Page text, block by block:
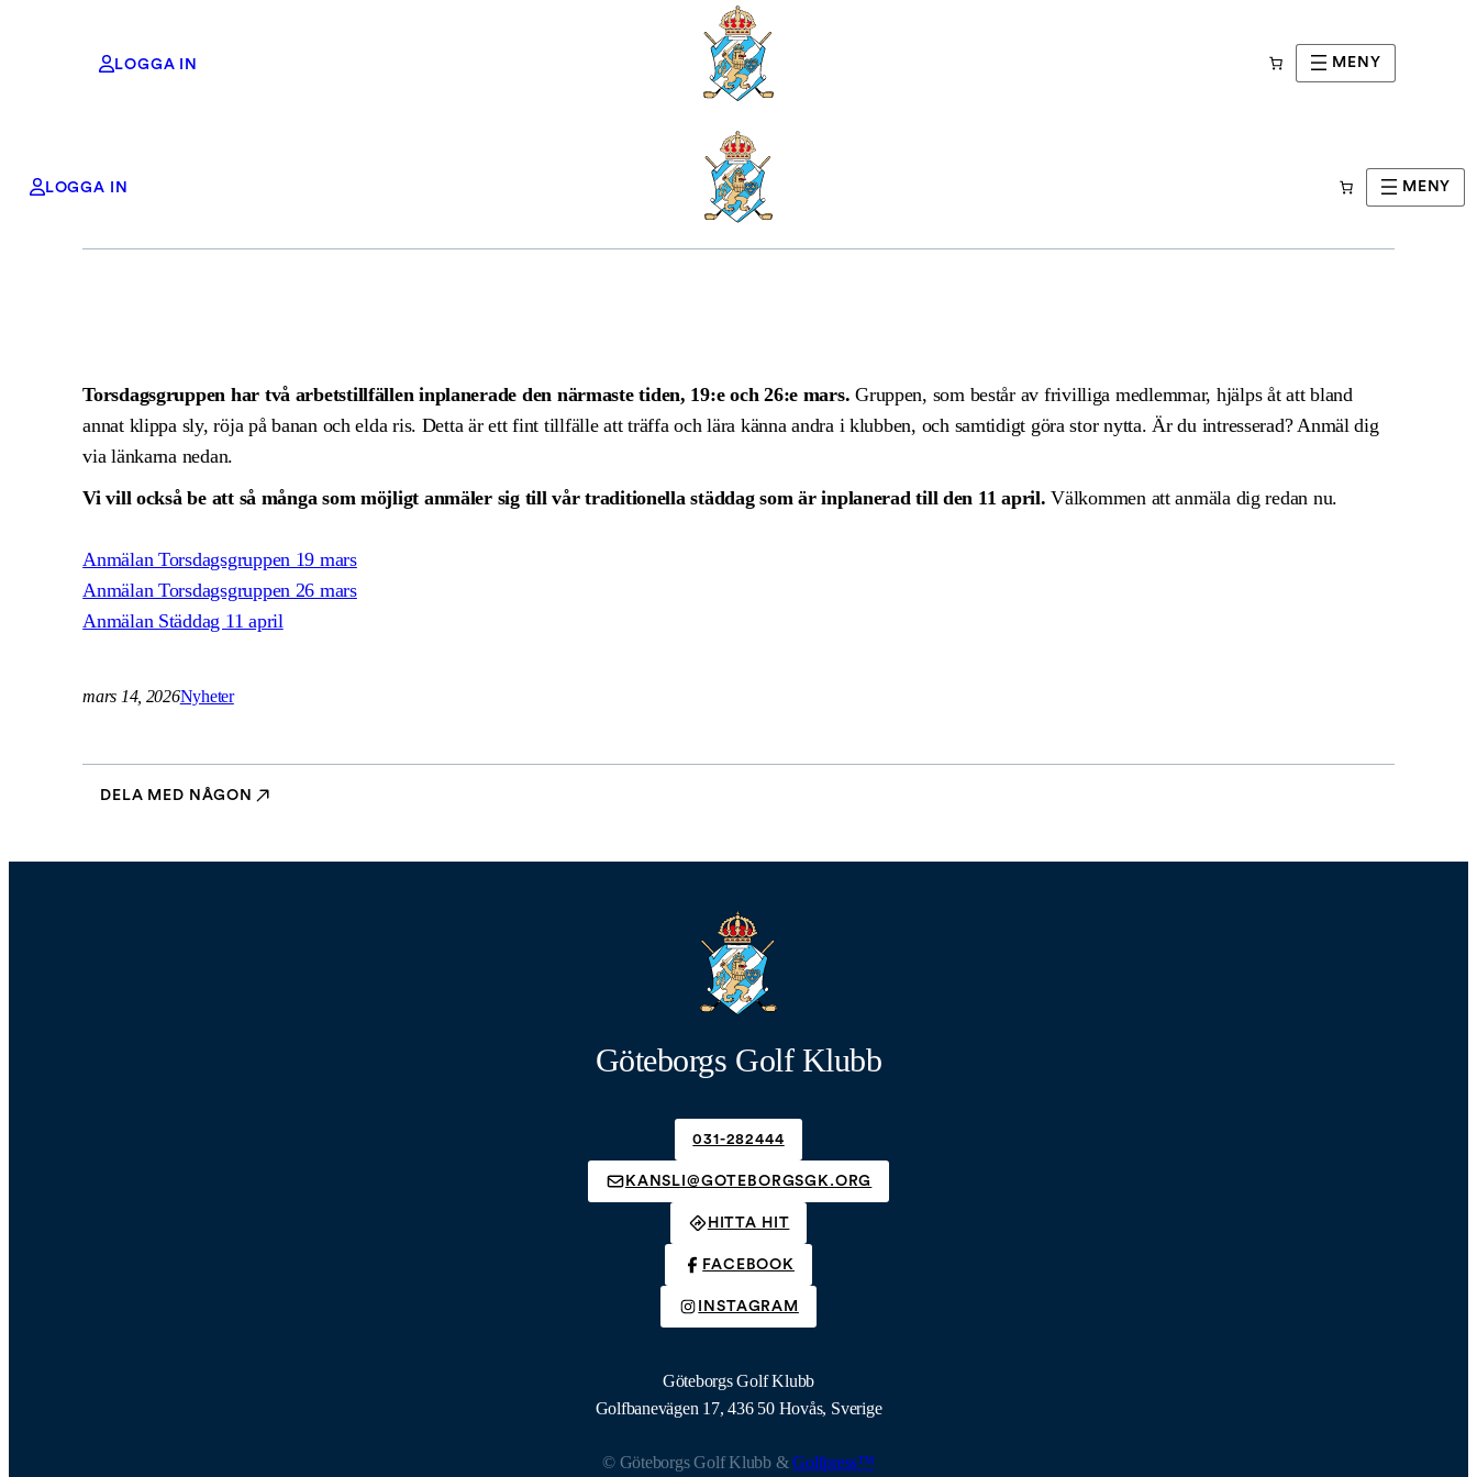
LOGGA IN MENY
LOGGA IN MENY
Anmäl dig till Torsdagsgruppen och Städdag
Torsdagsgruppen har två arbetstillfällen inplanerade den närmaste tiden, 19:e och 26:e mars. Gruppen, som består av frivilliga medlemmar, hjälps åt att bland
annat klippa sly, röja på banan och elda ris. Detta är ett fint tillfälle att träffa och lära känna andra i klubben, och samtidigt göra stor nytta. Är du intresserad? Anmäl dig
via länkarna nedan.
Vi vill också be att så många som möjligt anmäler sig till vår traditionella städdag som är inplanerad till den 11 april.Välkommen att anmäla dig redan nu.
Anmälan Torsdagsgruppen 19 mars
Anmälan Torsdagsgruppen 26 mars
Anmälan Städdag 11 april
mars 14, 2026Nyheter
DELA MED NÅGON
Göteborgs Golf Klubb
031-282444
KANSLI@GOTEBORGSGK.ORG
HITTA HIT
FACEBOOK
INSTAGRAM
Göteborgs Golf Klubb
Golfbanevägen 17, 436 50 Hovås, Sverige
© Göteborgs Golf Klubb &Golfpress™